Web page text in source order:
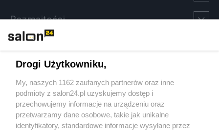
Rozmaitości
Sport
Społeczeństwo
Kultura
Drogi Użytkowniku,
My, naszych 1162 zaufanych partnerów oraz inne
podmioty z salon24.pl uzyskujemy dostęp i
przechowujemy informacje na urządzeniu oraz
przetwarzamy dane osobowe, takie jak unikalne
identyfikatory, standardowe informacje wysyłane przez